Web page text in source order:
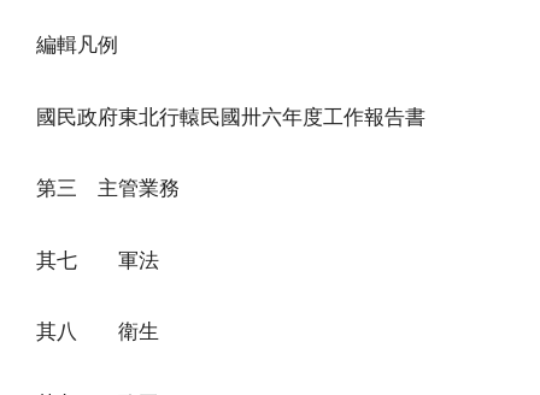
編輯凡例
國民政府東北行轅民國卅六年度工作報告書
第三 主管業務
其七 軍法
其八 衛生